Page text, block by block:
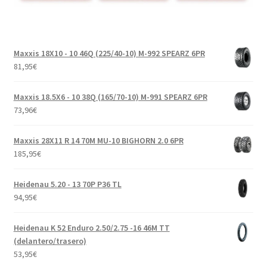
Maxxis 18X10 - 10 46Q (225/40-10) M-992 SPEARZ 6PR
81,95€
Maxxis 18.5X6 - 10 38Q (165/70-10) M-991 SPEARZ 6PR
73,96€
Maxxis 28X11 R 14 70M MU-10 BIGHORN 2.0 6PR
185,95€
Heidenau 5.20 - 13 70P P36 TL
94,95€
Heidenau K 52 Enduro 2.50/2.75 -16 46M TT
(delantero/trasero)
53,95€